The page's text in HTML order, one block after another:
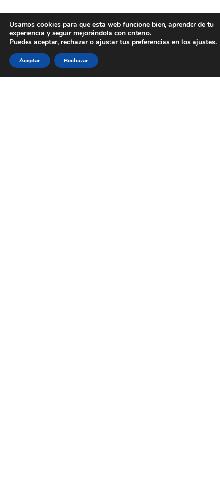
Usamos cookies para que esta web funcione bien, aprender de tu
experiencia y seguir mejorándola con criterio.
Puedes aceptar, rechazar o ajustar tus preferencias en los ajustes.
Aceptar Rechazar